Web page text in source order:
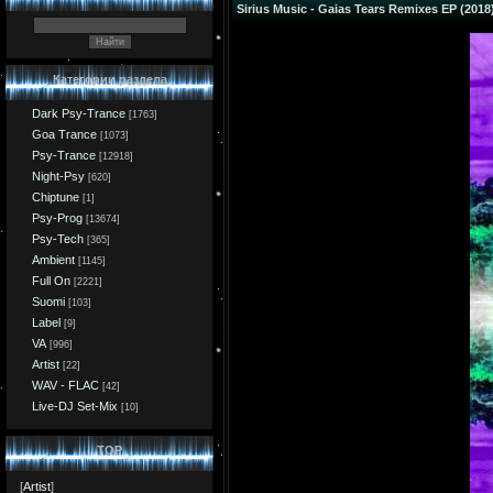
Категории раздела
Dark Psy-Trance [1763]
Goa Trance [1073]
Psy-Trance [12918]
Night-Psy [620]
Chiptune [1]
Psy-Prog [13674]
Psy-Tech [365]
Ambient [1145]
Full On [2221]
Suomi [103]
Label [9]
VA [996]
Artist [22]
WAV - FLAC [42]
Live-DJ Set-Mix [10]
TOP
[Artist]
Sirius Music - Gaias Tears Remixes EP